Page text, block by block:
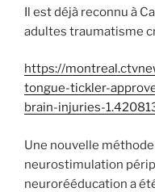
Il est déjà reconnu à
adultes traumatisme
https://
tongue-tickler-
brain-injuries-
Une nouvelle
neurostimulation
neurorééducation a